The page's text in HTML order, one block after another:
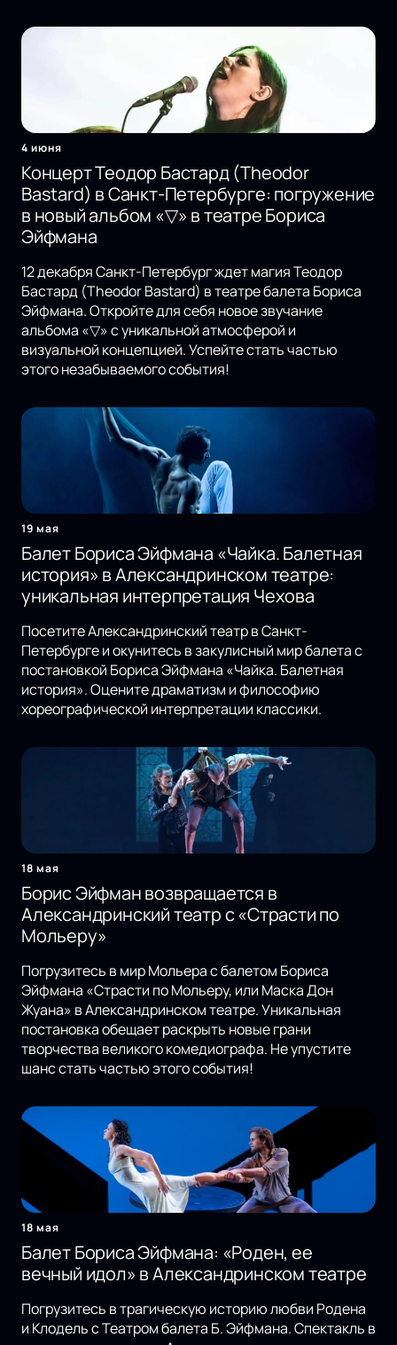
4 июня
Концерт Теодор Бастард (Theodor
Bastard) в Санкт-Петербурге: погружение
в новый альбом «▽» в театре Бориса
Эйфмана
12 декабря Санкт-Петербург ждет магия Теодор
Бастард (Theodor Bastard) в театре балета Бориса
Эйфмана. Откройте для себя новое звучание
альбома «▽» с уникальной атмосферой и
визуальной концепцией. Успейте стать частью
этого незабываемого события!
19 мая
Балет Бориса Эйфмана «Чайка. Балетная
история» в Александринском театре:
уникальная интерпретация Чехова
Посетите Александринский театр в Санкт-
Петербурге и окунитесь в закулисный мир балета с
постановкой Бориса Эйфмана «Чайка. Балетная
история». Оцените драматизм и философию
хореографической интерпретации классики.
18 мая
Борис Эйфман возвращается в
Александринский театр с «Страсти по
Мольеру»
Погрузитесь в мир Мольера с балетом Бориса
Эйфмана «Страсти по Мольеру, или Маска Дон
Жуана» в Александринском театре. Уникальная
постановка обещает раскрыть новые грани
творчества великого комедиографа. Не упустите
шанс стать частью этого события!
18 мая
Балет Бориса Эйфмана: «Роден, ее
вечный идол» в Александринском театре
Погрузитесь в трагическую историю любви Родена
и Клодель с Театром балета Б. Эйфмана. Спектакль в